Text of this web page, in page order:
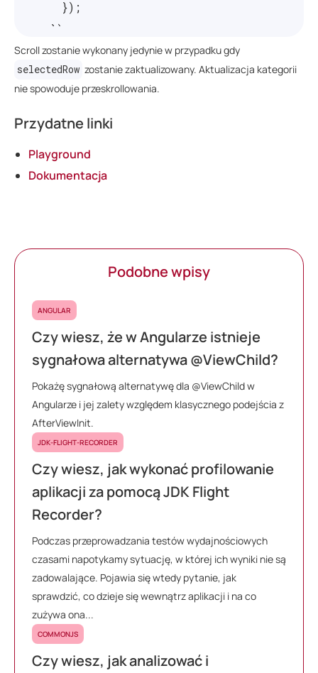
});
});
}
// (...)
}
Scroll zostanie wykonany jedynie w przypadku gdy
selectedRow zostanie zaktualizowany. Aktualizacja kategorii
nie spowoduje przeskrollowania.
Przydatne linki
Playground
Dokumentacja
Podobne wpisy
ANGULAR
Czy wiesz, że w Angularze istnieje
sygnałowa alternatywa @ViewChild?
Pokażę sygnałową alternatywę dla @ViewChild w
Angularze i jej zalety względem klasycznego podejścia z
AfterViewInit.
JDK-FLIGHT-RECORDER
Czy wiesz, jak wykonać profilowanie
aplikacji za pomocą JDK Flight
Recorder?
Podczas przeprowadzania testów wydajnościowych
czasami napotykamy sytuację, w której ich wyniki nie są
zadowalające. Pojawia się wtedy pytanie, jak
sprawdzić, co dzieje się wewnątrz aplikacji i na co
zużywa ona...
COMMONJS
Czy wiesz, jak analizować i